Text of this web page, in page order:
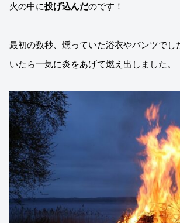
火の中に投げ込んだのです！
最初の数秒、燻っていた浴衣やパンツでし
いたら一気に炎をあげて燃え出しました。